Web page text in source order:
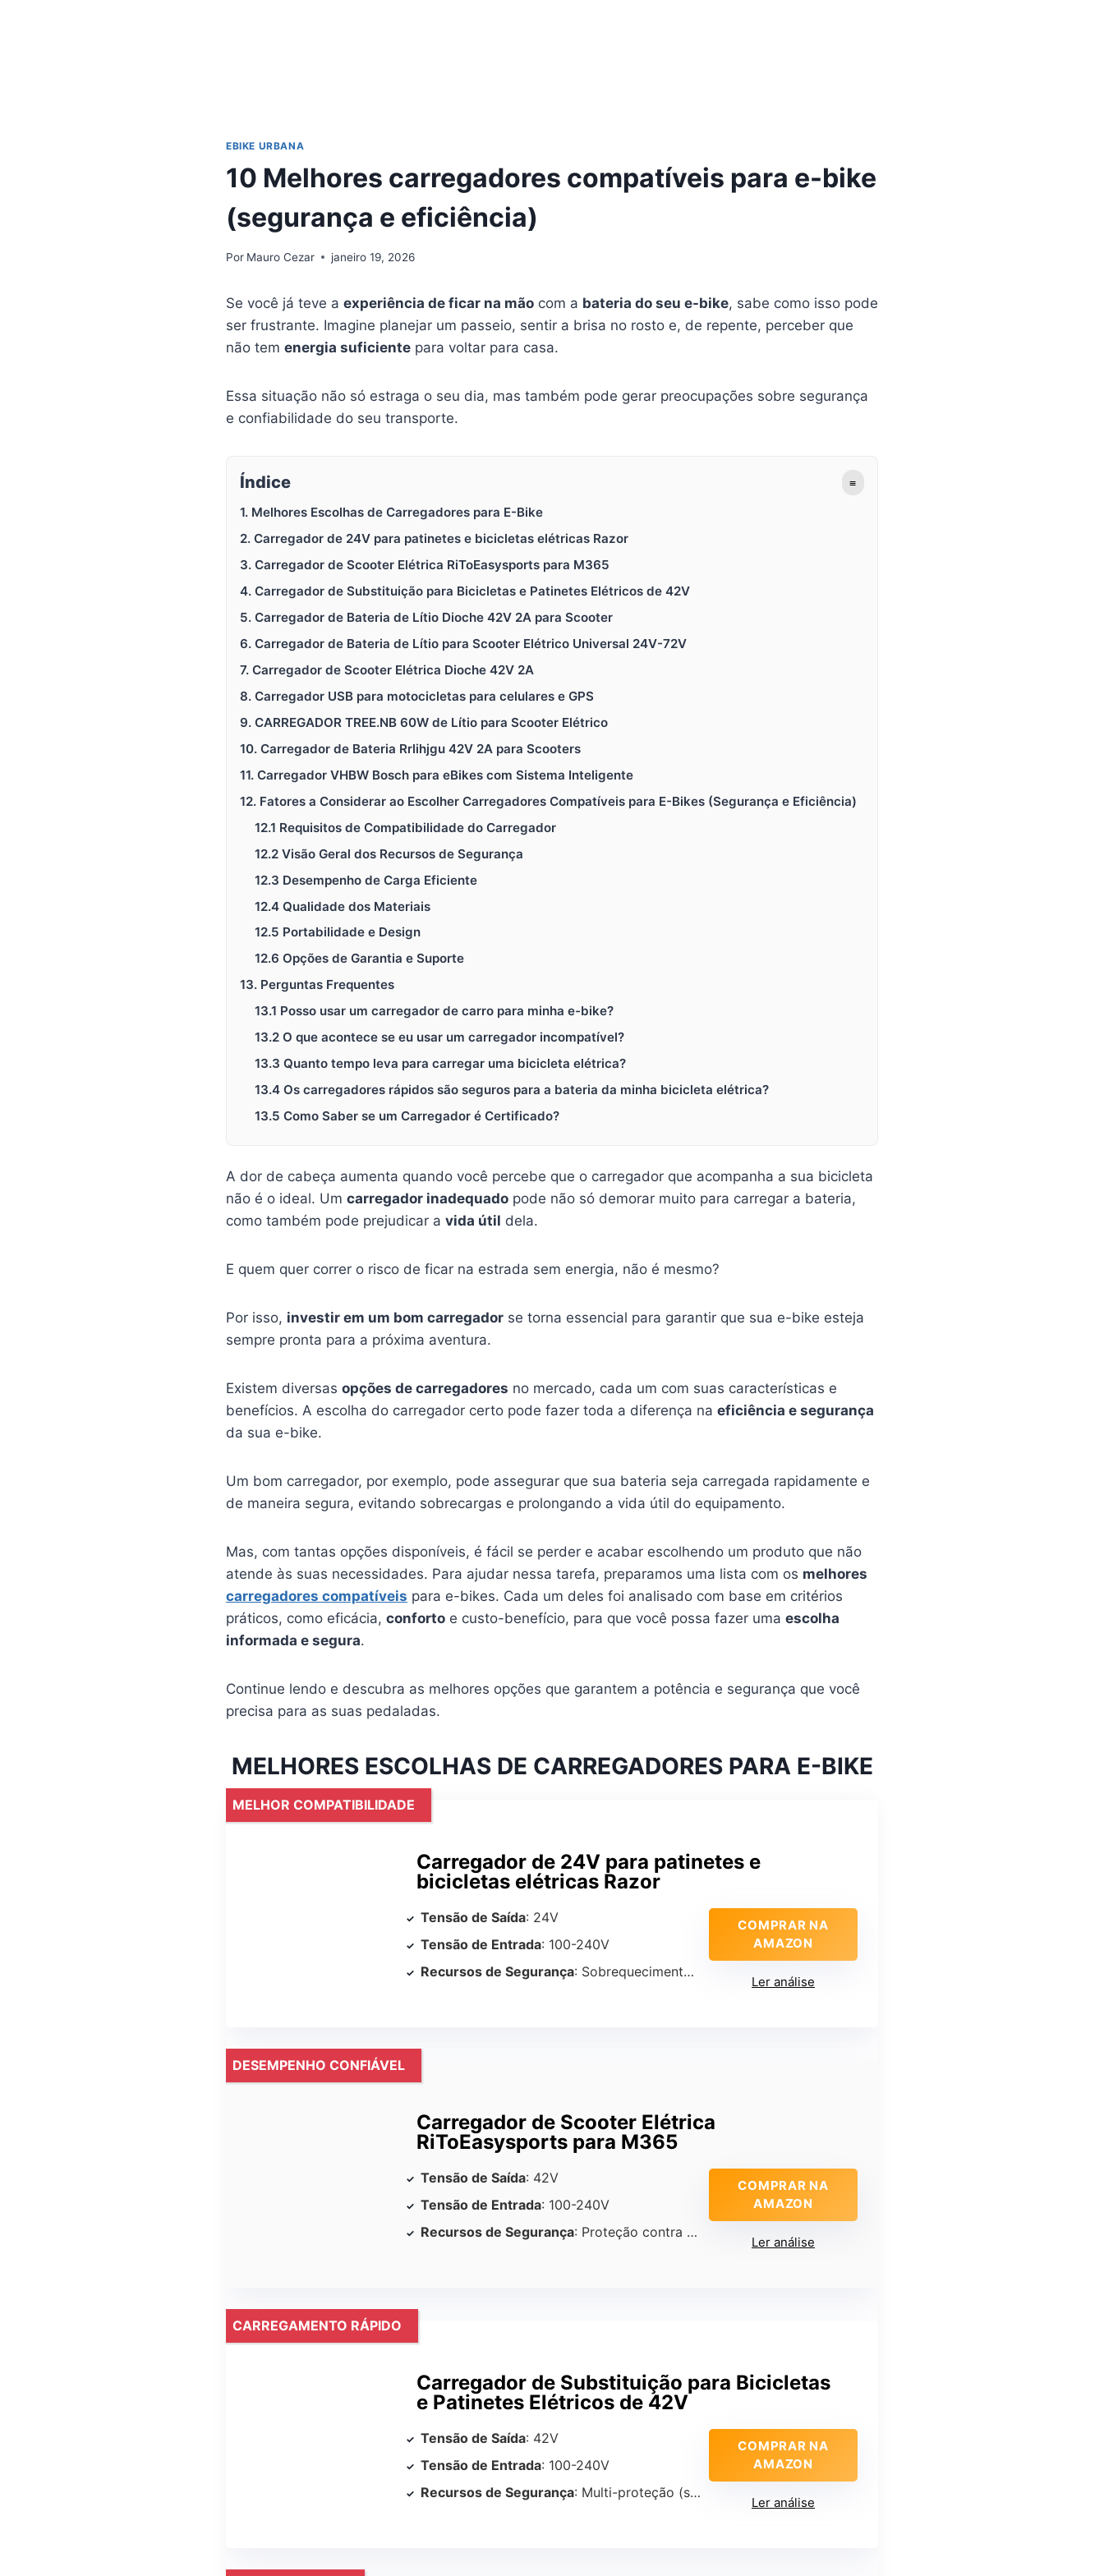
EBIKE URBANA
10 Melhores carregadores compatíveis para e-bike
(segurança e eficiência)
Por Mauro Cezar janeiro 19, 2026
Se você já teve a experiência de ficar na mão com a bateria do seu e-bike, sabe como isso pode
ser frustrante. Imagine planejar um passeio, sentir a brisa no rosto e, de repente, perceber que
não tem energia suficiente para voltar para casa.
Essa situação não só estraga o seu dia, mas também pode gerar preocupações sobre segurança
e confiabilidade do seu transporte.
Índice ≡
1. Melhores Escolhas de Carregadores para E-Bike
2. Carregador de 24V para patinetes e bicicletas elétricas Razor
3. Carregador de Scooter Elétrica RiToEasysports para M365
4. Carregador de Substituição para Bicicletas e Patinetes Elétricos de 42V
5. Carregador de Bateria de Lítio Dioche 42V 2A para Scooter
6. Carregador de Bateria de Lítio para Scooter Elétrico Universal 24V-72V
7. Carregador de Scooter Elétrica Dioche 42V 2A
8. Carregador USB para motocicletas para celulares e GPS
9. CARREGADOR TREE.NB 60W de Lítio para Scooter Elétrico
10. Carregador de Bateria Rrlihjgu 42V 2A para Scooters
11. Carregador VHBW Bosch para eBikes com Sistema Inteligente
12. Fatores a Considerar ao Escolher Carregadores Compatíveis para E-Bikes (Segurança e Eficiência)
12.1 Requisitos de Compatibilidade do Carregador
12.2 Visão Geral dos Recursos de Segurança
12.3 Desempenho de Carga Eficiente
12.4 Qualidade dos Materiais
12.5 Portabilidade e Design
12.6 Opções de Garantia e Suporte
13. Perguntas Frequentes
13.1 Posso usar um carregador de carro para minha e-bike?
13.2 O que acontece se eu usar um carregador incompatível?
13.3 Quanto tempo leva para carregar uma bicicleta elétrica?
13.4 Os carregadores rápidos são seguros para a bateria da minha bicicleta elétrica?
13.5 Como Saber se um Carregador é Certificado?
A dor de cabeça aumenta quando você percebe que o carregador que acompanha a sua bicicleta
não é o ideal. Um carregador inadequado pode não só demorar muito para carregar a bateria,
como também pode prejudicar a vida útil dela.
E quem quer correr o risco de ficar na estrada sem energia, não é mesmo?
Por isso, investir em um bom carregador se torna essencial para garantir que sua e-bike esteja
sempre pronta para a próxima aventura.
Existem diversas opções de carregadores no mercado, cada um com suas características e
benefícios. A escolha do carregador certo pode fazer toda a diferença na eficiência e segurança
da sua e-bike.
Um bom carregador, por exemplo, pode assegurar que sua bateria seja carregada rapidamente e
de maneira segura, evitando sobrecargas e prolongando a vida útil do equipamento.
Mas, com tantas opções disponíveis, é fácil se perder e acabar escolhendo um produto que não
atende às suas necessidades. Para ajudar nessa tarefa, preparamos uma lista com os melhores
carregadores compatíveis para e-bikes. Cada um deles foi analisado com base em critérios
práticos, como eficácia, conforto e custo-benefício, para que você possa fazer uma escolha
informada e segura.
Continue lendo e descubra as melhores opções que garantem a potência e segurança que você
precisa para as suas pedaladas.
MELHORES ESCOLHAS DE CARREGADORES PARA E-BIKE
Carregador de 24V para patinetes e
bicicletas elétricas Razor
MELHOR COMPATIBILIDADE
Tensão de Saída: 24V
Tensão de Entrada: 100-240V
Recursos de Segurança: Sobrequecimento, sobrecarga, proteção contra curto-circuito
COMPRAR NA
AMAZON
Ler análise
Carregador de Scooter Elétrica
RiToEasysports para M365
DESEMPENHO CONFIÁVEL
Tensão de Saída: 42V
Tensão de Entrada: 100-240V
Recursos de Segurança: Proteção contra curto-circuito, sobrecarga, sobretensão
COMPRAR NA
AMAZON
Ler análise
Carregador de Substituição para Bicicletas
e Patinetes Elétricos de 42V
CARREGAMENTO RÁPIDO
Tensão de Saída: 42V
Tensão de Entrada: 100-240V
Recursos de Segurança: Multi-proteção (sobre-tensão, sobrecorrente, curto-circuito)
COMPRAR NA
AMAZON
Ler análise